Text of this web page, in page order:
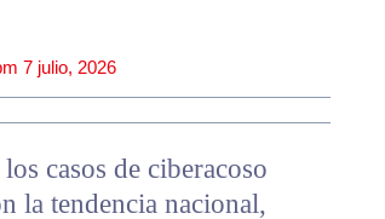
7 julio, 2026
casos de ciberacoso
la tendencia nacional,